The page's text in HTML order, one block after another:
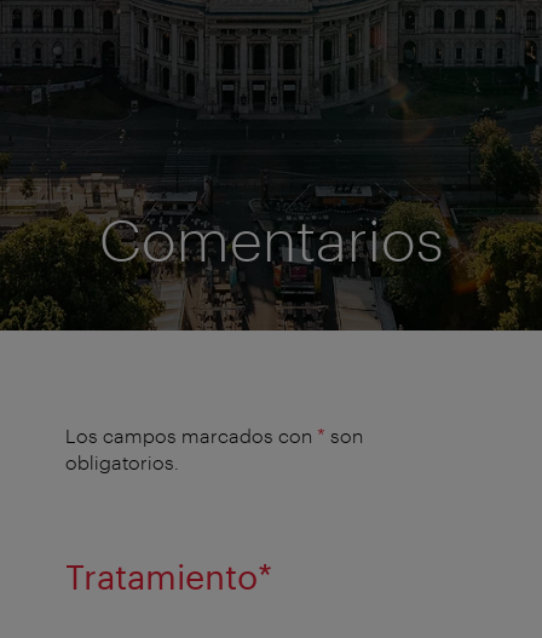
Comentarios
Los campos marcados con * son
obligatorios.
Tratamiento*